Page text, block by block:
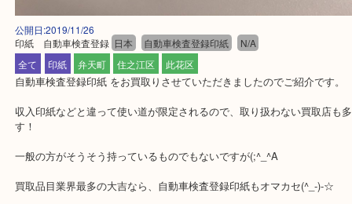
公開日:2019/11/26
全て
印紙 弁天町 住之江区 此花区
自動車検査登録印紙 をお買取りさせていただきましたのでご紹介で